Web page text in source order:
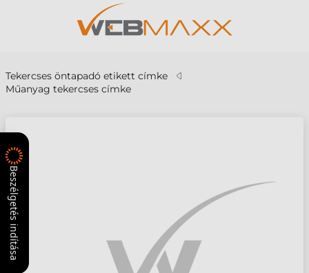
Tekercses öntapadó etikett címke
Műanyag tekercses címke
Beszélgetés indítása